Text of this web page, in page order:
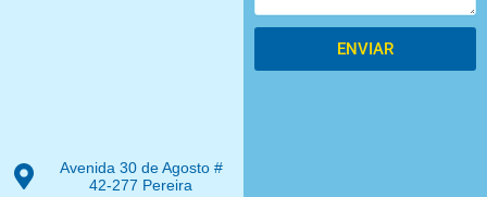
Avenida 30 de Agosto #
42-277 Pereira
ENVIAR